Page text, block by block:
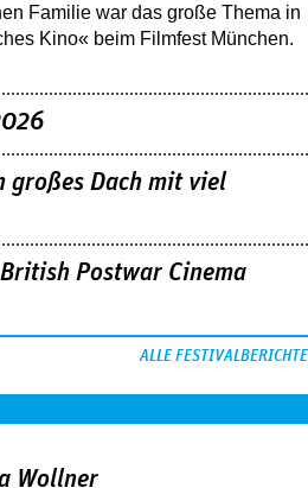
Familie war das große Thema in
Kino« beim Filmfest München.
großes Dach mit viel
Postwar Cinema
ALLE FESTIVALBERICHTE
Wollner